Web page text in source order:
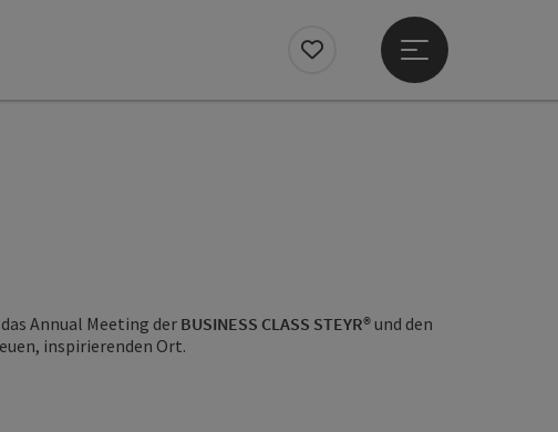
Merkzettel
Hauptmenü öffnen
Annual Meeting der BUSINESS CLASS STEYR®und den
inspirierenden Ort.